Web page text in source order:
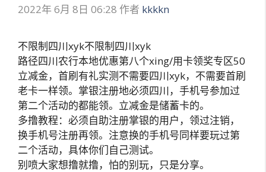
2022年 6月 8日 06:28 作者 kkkkn
不限制四川xyk不限制四川xyk
路径四川农行本地优惠第八个xing/用卡领奖专区50
立减金，首刷有礼实测不需要四川xyk，不需要首刷
老卡一样领。掌银注册地必须四川，手机号参加过
第二个活动的都能领。立减金是储蓄卡的。
多撸教程：必须自助注册掌银的用户，领过注销，
换手机号注册再领。注意换的手机号同样要玩过第
二个活动，具体你们自己测试。
别喷大家想撸就撸，怕的别玩，只是分享。